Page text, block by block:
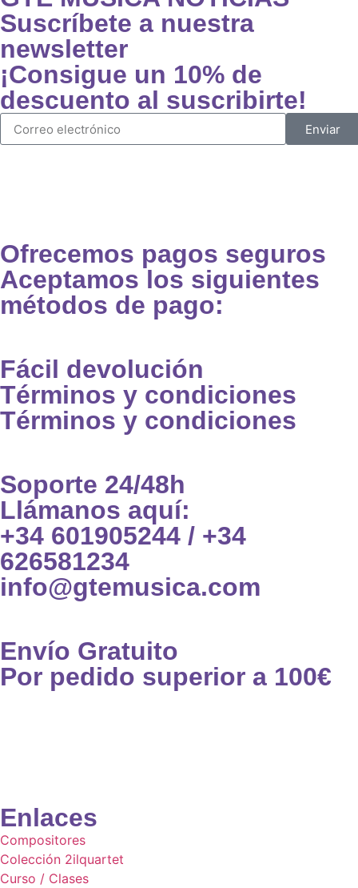
Suscríbete a nuestra
newsletter
¡Consigue un 10% de
descuento al suscribirte!
Enviar
Ofrecemos pagos seguros
Aceptamos los siguientes
métodos de pago:
Fácil devolución
Términos y condiciones
Términos y condiciones
Soporte 24/48h
Llámanos aquí:
+34 601905244 / +34
626581234
info@gtemusica.com
Envío Gratuito
Por pedido superior a 100€
Enlaces
Compositores
Colección 2ilquartet
Curso / Clases